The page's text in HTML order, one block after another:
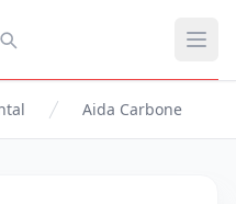
Aida Carbone